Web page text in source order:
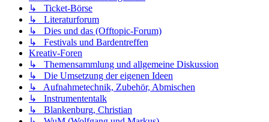
↳ Ticket-Börse
↳ Literaturforum
↳ Dies und das (Offtopic-Forum)
↳ Festivals und Bardentreffen
Kreativ-Foren
↳ Themensammlung und allgemeine Diskussion
↳ Die Umsetzung der eigenen Ideen
↳ Aufnahmetechnik, Zubehör, Abmischen
↳ Instrumententalk
↳ Blankenburg, Christian